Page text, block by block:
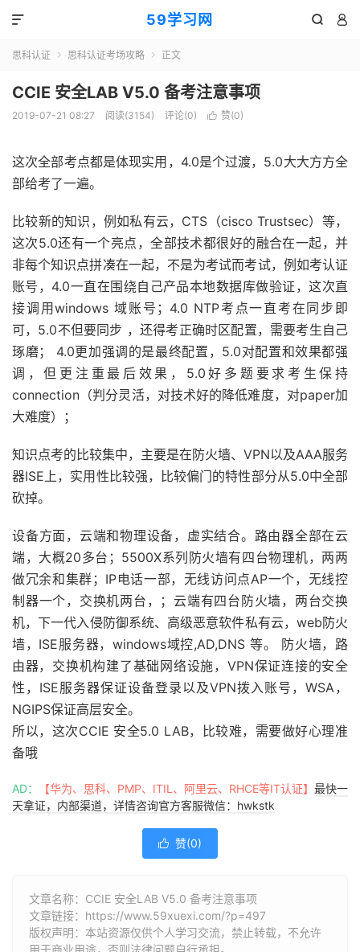
59学习网  

思科认证  思科认证考场攻略  正文
CCIE 安全LAB V5.0 备考注意事项
2019-07-21 08:27 阅读(3154) 评论(0)  赞(0)
这次全部考点都是体现实用，4.0是个过渡，5.0大大方方全
部给考了一遍。
比较新的知识，例如私有云，CTS（cisco Trustsec）等，
这次5.0还有一个亮点，全部技术都很好的融合在一起，并
非每个知识点拼凑在一起，不是为考试而考试，例如考认证
账号，4.0一直在围绕自己产品本地数据库做验证，这次直
接调用windows 域账号；4.0 NTP考点一直考在同步即
可，5.0不但要同步 ，还得考正确时区配置，需要考生自己
琢磨； 4.0更加强调的是最终配置，5.0对配置和效果都强
调，但更注重最后效果，5.0好多题要求考生保持
connection（判分灵活，对技术好的降低难度，对paper加
大难度）；
知识点考的比较集中，主要是在防火墙、VPN以及AAA服务
器ISE上，实用性比较强，比较偏门的特性部分从5.0中全部
砍掉。
设备方面，云端和物理设备，虚实结合。路由器全部在云
端，大概20多台；5500X系列防火墙有四台物理机，两两
做冗余和集群；IP电话一部，无线访问点AP一个，无线控
制器一个，交换机两台，；云端有四台防火墙，两台交换
机，下一代入侵防御系统、高级恶意软件私有云，web防火
墙，ISE服务器，windows域控,AD,DNS 等。 防火墙，路
由器，交换机构建了基础网络设施，VPN保证连接的安全
性，ISE服务器保证设备登录以及VPN拨入账号，WSA，
NGIPS保证高层安全。
所以，这次CCIE 安全5.0 LAB，比较难，需要做好心理准
备哦
AD： 【华为、思科、PMP、ITIL、阿里云、RHCE等IT认证】 最快一
天拿证，内部渠道，详情咨询官方客服微信：hwkstk
 赞(0)
文章名称：CCIE 安全LAB V5.0 备考注意事项
文章链接： https://www.59xuexi.com/?p=497
版权声明：本站资源仅供个人学习交流，禁止转载，不允许
用于商业用途，否则法律问题自行承担。